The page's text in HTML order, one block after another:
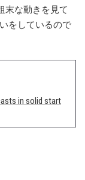
末な動きを見て
をしているので
in solid start